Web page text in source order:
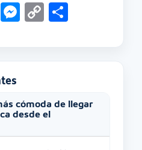
LinkedIn
Messenger
Copy
cómoda de llegar
desde el